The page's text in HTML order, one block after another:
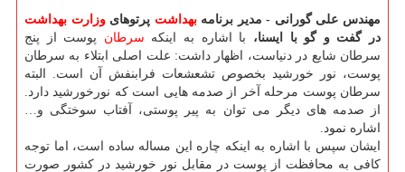
مهندس علی گورانی - مدیر برنامهبهداشت پرتوهایوزارت بهداشت
در گفت و گو با ایسنا، با اشاره به اینكه سرطان پوست از پنج
سرطان شایع در دنیاست، اظهار داشت: علت اصلی ابتلاء به سرطان
پوست، نور خورشید بخصوص تشعشعات فرابنفش آن است. البته
سرطان پوست مرحله آخر از صدمه هایی است كه نورخورشید دارد.
از صدمه های دیگر می توان به پیر پوستی، آفتاب سوختگی و…
اشاره نمود.
ایشان سپس با اشاره به اینكه چاره این مساله ساده است، اما توجه
كافی به محافظت از پوست در مقابل نور خورشید در كشور صورت